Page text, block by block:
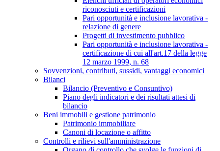
riconosciuti e certificazioni
Pari opportunità e inclusione lavorativa -
relazione di genere
Progetti di investimento pubblico
Pari opportunità e inclusione lavorativa -
certificazione di cui all'art.17 della legge
12 marzo 1999, n. 68
Sovvenzioni, contributi, sussidi, vantaggi economici
Bilanci
Bilancio (Preventivo e Consuntivo)
Piano degli indicatori e dei risultati attesi di
bilancio
Beni immobili e gestione patrimonio
Patrimonio immobiliare
Canoni di locazione o affitto
Controlli e rilievi sull'amministrazione